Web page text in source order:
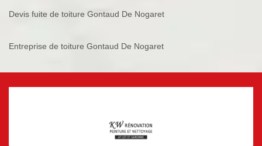
Devis fuite de toiture Gontaud De Nogaret
Entreprise de toiture Gontaud De Nogaret